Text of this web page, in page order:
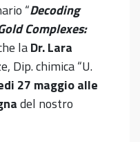
“Decoding
Complexes:
laDr. Lara
Dip. chimica “U.
27 maggio alle
del nostro